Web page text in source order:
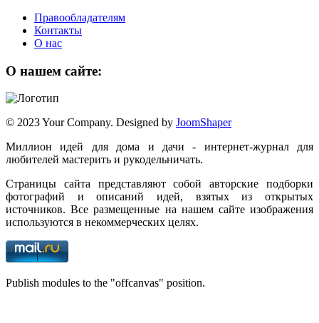
Правообладателям
Контакты
О нас
О нашем сайте:
© 2023 Your Company. Designed by JoomShaper
Миллион идей для дома и дачи - интернет-журнал для
любителей мастерить и рукодельничать.
Страницы сайта представляют собой авторские подборки
фотографий и описаний идей, взятых из открытых
источников. Все размещенные на нашем сайте изображения
используются в некоммерческих целях.
Publish modules to the "offcanvas" position.